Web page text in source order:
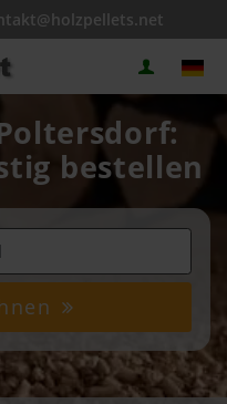
bestellen